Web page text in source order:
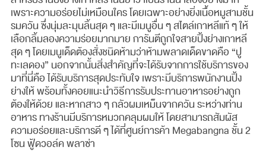
เพราะความอร่อยไม่เหมือนใคร โดยเฉพาะอย่างยิ่งเนื้อหมูสามชั้น
รมควัน ซึ่งนุ่มละมุนลิ้นสุด ๆ และมีเมนูอื่น ๆ สไตล์เกาหลีแท้ ๆ ให้
เลือกลิ้มลองความร่อยมากมาย การันตีถูกใจสายปิ้งย่างเกาหลี
สุด ๆ โดยเมนูเด็ดต้องสั่งชนิดห้ามว่าห้ามพลาดเด็ดขาดคือ “ปู
ทะเลดอง” นอกจากนั้นสิ่งสำคัญที่จะได้รับจากการใช้บริการของ
มาที่นี่คือ ได้รับบริการสุดประทับใจ เพราะมีบริการพนักงานปิ้ง
ย่างให้ พร้อมทั้งคอยแนะนำวิธีการรับประทานอาหารอย่างถูก
ต้องให้ด้วย และหากสาว ๆ กลัวผมเหม็นจากควัน ระหว่างท่าน
อาหาร ทางร้านมีบริการหมวกคลุมผมให้ โดยสามารถสัมผัส
ความอร่อยและบริการดี ๆ ได้ที่ศูนย์การค้า Megabangna ชั้น 2
โซน ฟู้ดวอล์ค พลาซ่า